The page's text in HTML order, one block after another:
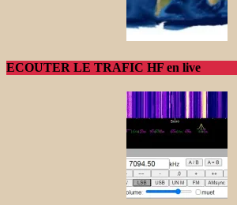
ECOUTER LE TRAFIC HF en live